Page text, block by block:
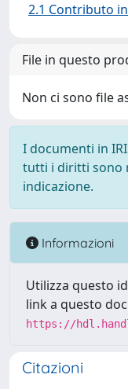
2.1 Contributo
File in questo
Non ci sono file
I documenti in
tutti i diritti sono
indicazione.
Informazioni
Utilizza questo
link a questo
https://
Citazioni